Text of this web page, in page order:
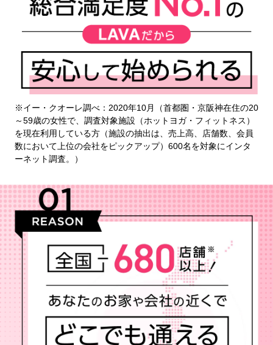
※イー・クオーレ調べ：2020年10月（首都圏・京阪神在住の20
～59歳の女性で、調査対象施設（ホットヨガ・フィットネス）
を現在利用している方（施設の抽出は、売上高、店舗数、会員
数において上位の会社をピックアップ）600名を対象にインタ
ーネット調査。）